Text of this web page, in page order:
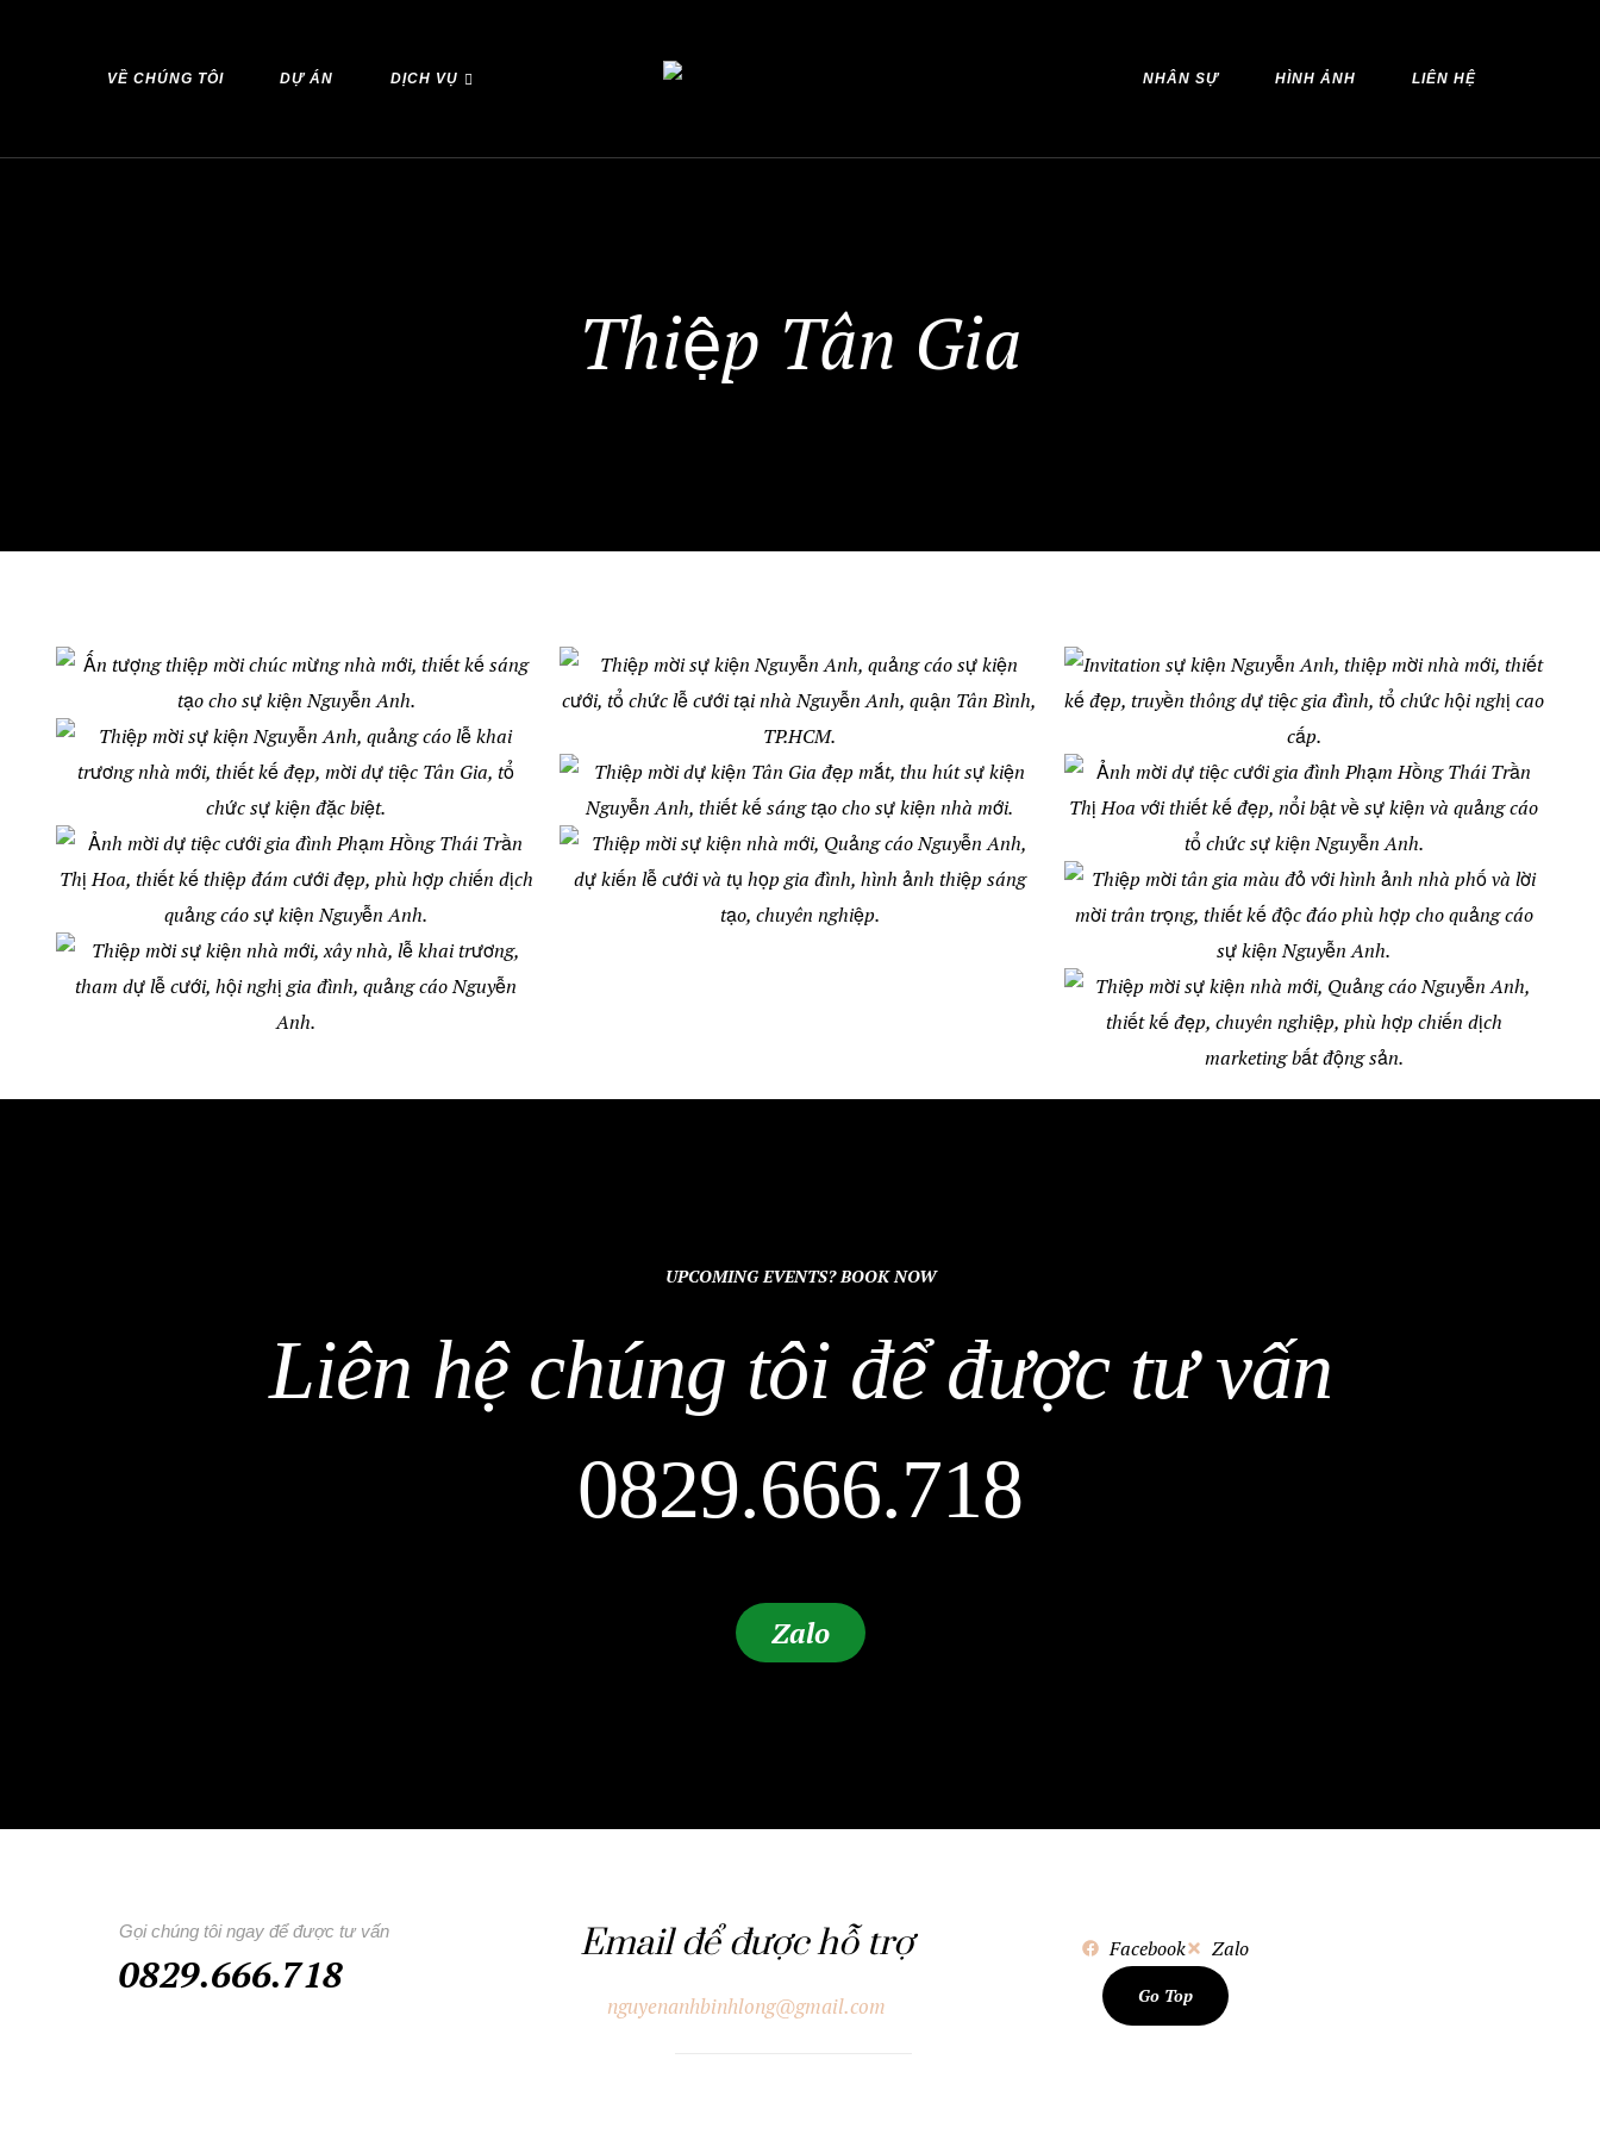
VỀ CHÚNG TÔI DỰ ÁN DỊCH VỤ NHÂN SỰ HÌNH ẢNH LIÊN HỆ
Thiệp Tân Gia
UPCOMING EVENTS? BOOK NOW
Liên hệ chúng tôi để được tư vấn
0829.666.718
Zalo
Gọi chúng tôi ngay để được tư vấn
0829.666.718
Email để được hỗ trợ
nguyenanhbinhlong@gmail.com
Facebook Zalo
Go Top